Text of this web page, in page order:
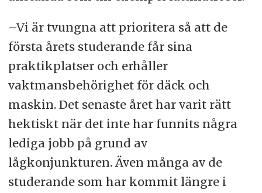
–Vi är tvungna att prioritera så att de
första årets studerande får sina
praktikplatser och erhåller
vaktmansbehörighet för däck och
maskin. Det senaste året har varit rätt
hektiskt när det inte har funnits några
lediga jobb på grund av
lågkonjunkturen. Även många av de
studerande som har kommit längre i